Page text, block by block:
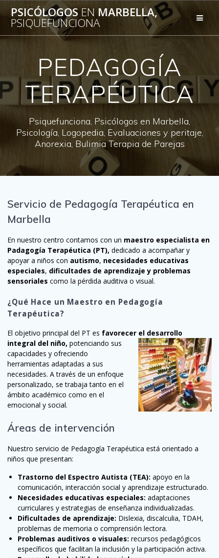
al
PSICÓLOGOSENMARBELLA,
PSIQUEFUNCIONA
PEDAGOGÍA
TERAPÉUTICA
Psiquefunciona, Psicólogos en Marbella,
Psicología, Logopedia, Evaluaciones y peritaje,
Anorexia, Bulimia Terapia de Parejas
Servicio de Pedagogía Terapéutica en
Marbella
En nuestro centro contamos con un maestro especialista en
Padagogía Terapéutica (PT), dedicado a acompañar y
apoyar a niños con autismo, necesidades educativas
especiales, dificultades de aprendizaje y problemas
sensoriales como la pérdida auditiva o visual.
¿Qué Hace un Maestro en Pedagogía
Terapéutica?
El objetivo principal del PT es favorecer el desarrollo
integral del niño, potenciando sus
capacidades y ofreciendo
herramientas adaptadas a sus
necesidades. A través de un enfoque
personalizado, se trabaja tanto en el
ámbito académico como en el
emocional y social.
Áreas de intervención
Nuestro servicio de Pedagogía Terapéutica está orientado a
niños que presentan:
Trastorno del Espectro Autista (TEA): apoyo en la
comunicación, interacción social y aprendizaje estructurado.
Necesidades educativas especiales: adaptaciones
curriculares y estrategias de enseñanza individualizadas.
Dificultades de aprendizaje: Dislexia, discalculia, TDAH,
problemas de memoria o comprensión lectora.
Problemas auditivos o visuales: recursos pedagógicos
específicos que facilitan la inclusión y la participación activa.